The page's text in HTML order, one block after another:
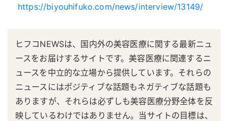
https://biyouhifuko.com/news/interview/13149/
ヒフコNEWSは、国内外の美容医療に関する最新ニュ
ースをお届けするサイトです。美容医療に関連するニ
ュースを中立的な立場から提供しています。それらの
ニュースにはポジティブな話題もネガティブな話題も
ありますが、それらは必ずしも美容医療分野全体を反
映しているわけではありません。当サイトの目標は、